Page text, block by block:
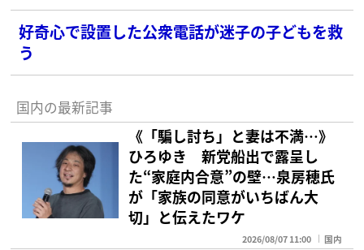
好奇心で設置した公衆電話が迷子の子どもを救
う
国内の最新記事
《「騙し討ち」と妻は不満…》
ひろゆき 新党船出で露呈し
た“家庭内合意”の壁…泉房穂氏
が「家族の同意がいちばん大
切」と伝えたワケ
2026/08/07 11:00 国内